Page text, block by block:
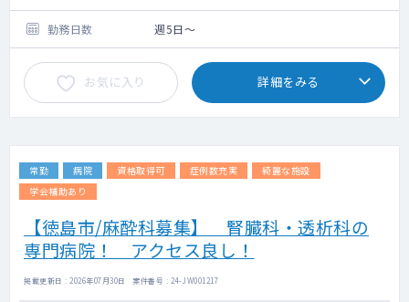
【巡回健診】
・受付終了時間から30分後くらいまでをご勤
務時間としております
・健診先：徳島県内
・受診者；協会けんぽ加入者の被扶養者の方
が主となります
はじめに説明を行った後、診察をお願いする
も、後日、施設で二次読影を行いますので、
巡回先では読影を行っていただかなくて問題
ございません。
・白衣・聴診器は依頼元でもご用意可能です
勤務日数 週5日～
お気に入り 詳細をみる
常勤 病院 資格取得可 症例数充実
綺麗な施設
学会補助あり
【徳島市/麻酔科募集】 腎臓科・透析科の
専門病院！ アクセス良し！
掲載更新日 : 2026年07月30日 案件番号 : 24-JW001217